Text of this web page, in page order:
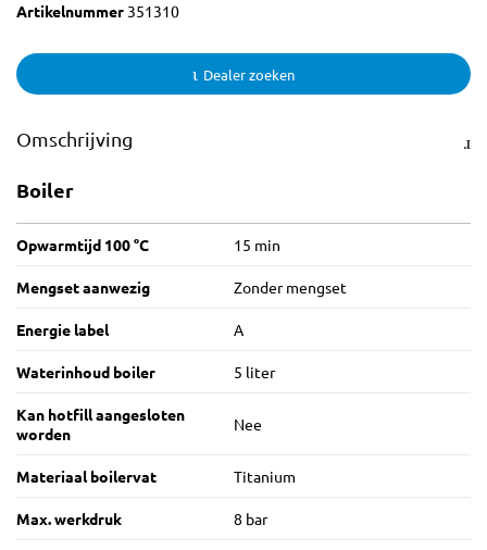
Artikelnummer 351310
Dealer zoeken
Omschrijving
Boiler
Opwarmtijd 100 °C 15 min
Mengset aanwezig Zonder mengset
Energie label A
Waterinhoud boiler 5 liter
Kan hotfill aangesloten
worden
Nee
Materiaal boilervat Titanium
Max. werkdruk 8 bar